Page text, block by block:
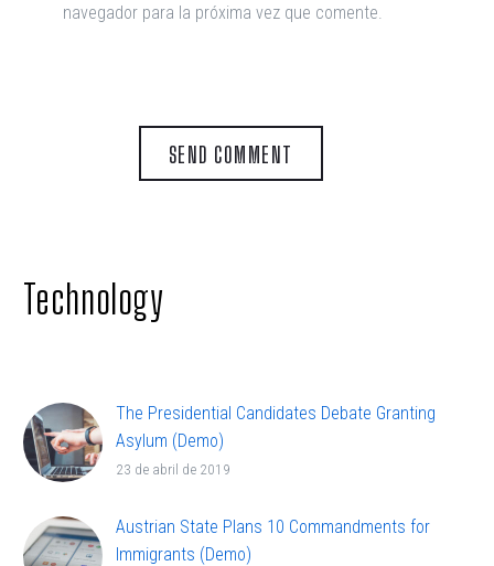
navegador para la próxima vez que comente.
SEND COMMENT
Technology
The Presidential Candidates Debate Granting
Asylum (Demo)
Lorem ipsum dolor sit ametcon sectetur
et dolore.
23 de abril de 2019
Austrian State Plans 10 Commandments for
Immigrants (Demo)